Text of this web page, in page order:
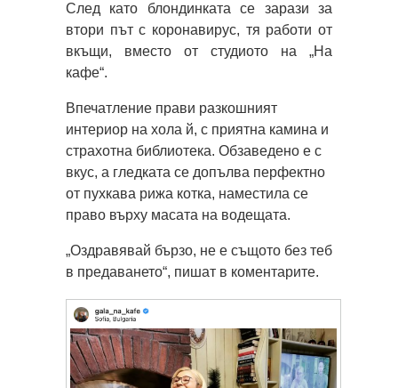
След като блондинката се зарази за
втори път с коронавирус, тя работи от
вкъщи, вместо от студиото на „На
кафе“.
Впечатление прави разкошният
интериор на хола й, с приятна камина и
страхотна библиотека. Обзаведено е с
вкус, а гледката се допълва перфектно
от пухкава рижа котка, наместила се
право върху масата на водещата.
„Оздравявай бързо, не е същото без теб
в предаването“, пишат в коментарите.